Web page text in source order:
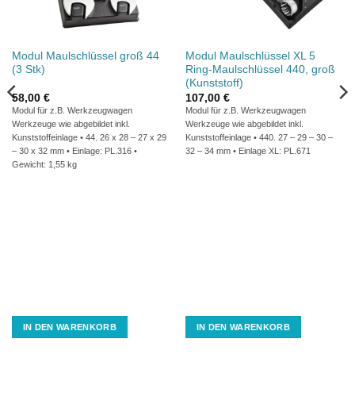
Modul Maulschlüssel groß 44
(3 Stk)
58,00 €
Modul für z.B. Werkzeugwagen
Werkzeuge wie abgebildet inkl.
Kunststoffeinlage • 44. 26 x 28 – 27 x 29
– 30 x 32 mm • Einlage: PL.316 •
Gewicht: 1,55 kg
IN DEN WARENKORB
Modul Maulschlüssel XL 5
Ring-Maulschlüssel 440, groß
(Kunststoff)
107,00 €
Modul für z.B. Werkzeugwagen
Werkzeuge wie abgebildet inkl.
Kunststoffeinlage • 440. 27 – 29 – 30 –
32 – 34 mm • Einlage XL: PL.671
IN DEN WARENKORB